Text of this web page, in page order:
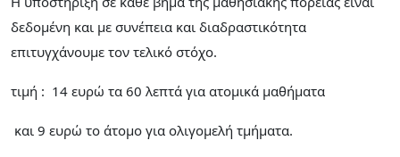
δεδομένη και με συνέπεια και διαδραστικότητα
επιτυγχάνουμε τον τελικό στόχο.
τιμή : 14 ευρώ τα 60 λεπτά για ατομικά μαθήματα
και 9 ευρώ το άτομο για ολιγομελή τμήματα.